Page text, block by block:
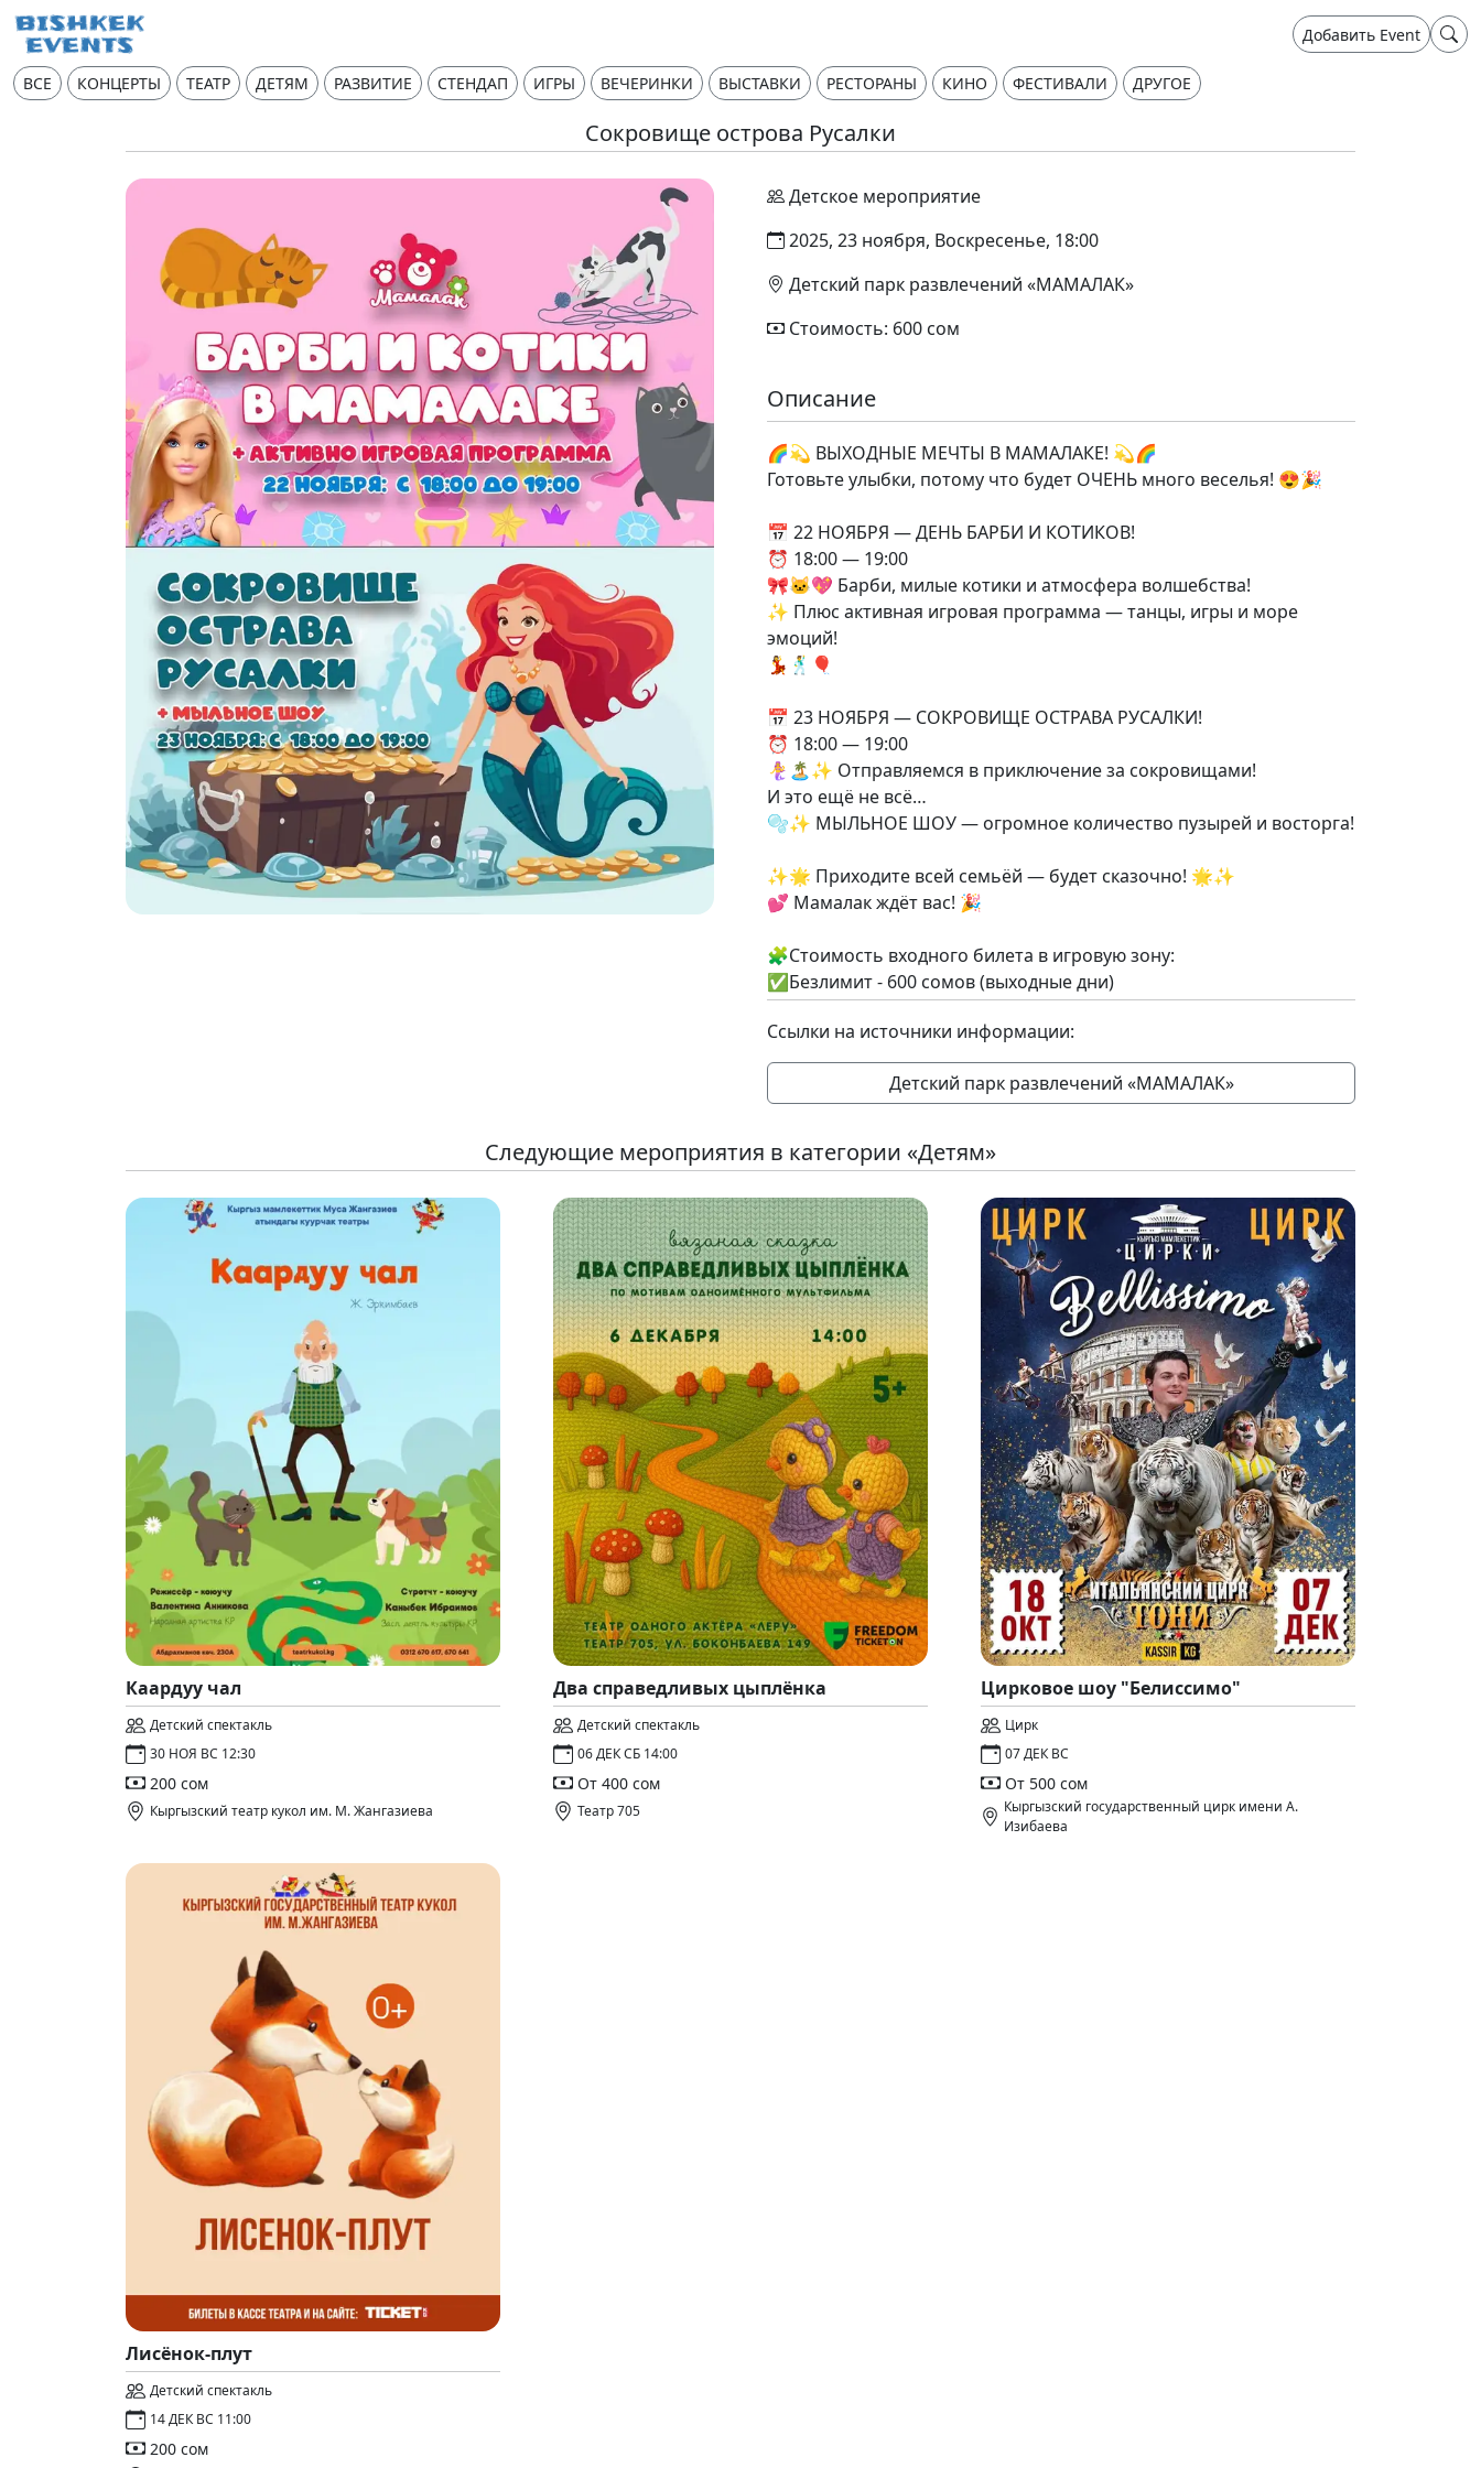
Добавить Event
ВСЕ КОНЦЕРТЫ ТЕАТР ДЕТЯМ РАЗВИТИЕ СТЕНДАП ИГРЫ ВЕЧЕРИНКИ ВЫСТАВКИ РЕСТОРАНЫ КИНО ФЕСТИВАЛИ ДРУГОЕ
Сокровище острова Русалки
Детское мероприятие
2025, 23 ноября, Воскресенье, 18:00
Детский парк развлечений «МАМАЛАК»
Стоимость: 600 сом
Описание
🌈💫 ВЫХОДНЫЕ МЕЧТЫ В МАМАЛАКЕ! 💫🌈
Готовьте улыбки, потому что будет ОЧЕНЬ много веселья! 😍🎉
📅 22 НОЯБРЯ — ДЕНЬ БАРБИ И КОТИКОВ!
⏰ 18:00 — 19:00
🎀🐱💖 Барби, милые котики и атмосфера волшебства!
✨ Плюс активная игровая программа — танцы, игры и море
эмоций!
💃🕺🎈
📅 23 НОЯБРЯ — СОКРОВИЩЕ ОСТРАВА РУСАЛКИ!
⏰ 18:00 — 19:00
🧜‍♀️🏝️✨ Отправляемся в приключение за сокровищами!
И это ещё не всё…
🫧✨ МЫЛЬНОЕ ШОУ — огромное количество пузырей и восторга!
✨🌟 Приходите всей семьёй — будет сказочно! 🌟✨
💕 Мамалак ждёт вас! 🎉
🧩Стоимость входного билета в игровую зону:
✅Безлимит - 600 сомов (выходные дни)
Ссылки на источники информации:
Детский парк развлечений «МАМАЛАК»
Следующие мероприятия в категории «Детям»
Каардуу чал
Детский спектакль
30 НОЯ ВС 12:30
200 сом
Кыргызский театр кукол им. М. Жангазиева
Два справедливых цыплёнка
Детский спектакль
06 ДЕК СБ 14:00
От 400 сом
Театр 705
Цирковое шоу "Белиссимо"
Цирк
07 ДЕК ВС
От 500 сом
Кыргызский государственный цирк имени А.
Изибаева
Лисёнок-плут
Детский спектакль
14 ДЕК ВС 11:00
200 сом